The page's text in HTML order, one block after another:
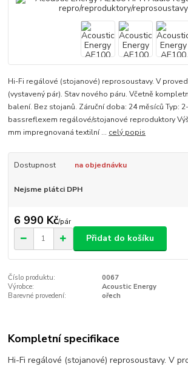
Hi-Fi regálové (stojanové) reprosoustavy. V
(vystavený pár). Stav nového páru. Včetně
balení. Bez stojanů. Záruční doba: 24 měsíců Typ:
bassreflexem regálové/stojanové reproduktory
mm impregnovaná textilní ... celý popis
Dostupnost na objednávku
Nejsme plátci DPH
6 990 Kč/pár
Přidat do košíku
Číslo produktu:
0067
Výrobce:
Acoustic Energy
Barevné provedení:
ořech
Kompletní specifikace
Hi-Fi regálové (stojanové) reprosoustavy. V